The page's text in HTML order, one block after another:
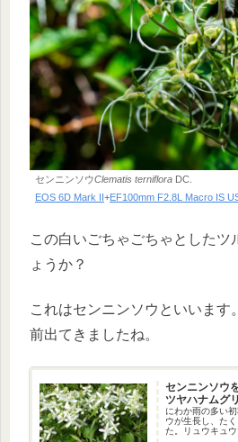
センニンソウClematis terniflora DC.
EOS 6D Mark II +EF100mm F2.8L Macro IS
この白いごちゃごちゃとしたツ
ょうか？
これはセンニンソウといいます
前出てきましたね。
センニンソウ
ツヤハナムグ
にわか雨の多い
ウが生長し、た
た。リュウキュ